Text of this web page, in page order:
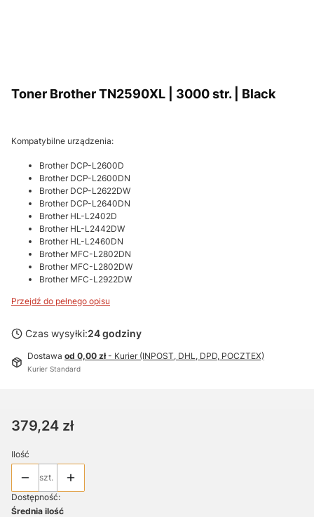
Toner Brother TN2590XL | 3000 str. | Black
Kompatybilne urządzenia:
Brother DCP-L2600D
Brother DCP-L2600DN
Brother DCP-L2622DW
Brother DCP-L2640DN
Brother HL-L2402D
Brother HL-L2442DW
Brother HL-L2460DN
Brother MFC-L2802DN
Brother MFC-L2802DW
Brother MFC-L2922DW
Przejdź do pełnego opisu
Czas wysyłki:24 godziny
Dostawa od 0,00 zł- Kurier (INPOST, DHL, DPD, POCZTEX)
Kurier Standard
Cena
379,24 zł
Ilość
szt.
Dostępność:
Średnia ilość